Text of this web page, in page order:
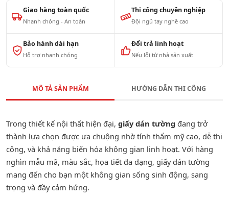
Giao hàng toàn quốc
Nhanh chóng - An toàn
Thi công chuyên nghiệp
Đội ngũ tay nghề cao
Bảo hành dài hạn
Hỗ trợ nhanh chóng
Đổi trả linh hoạt
Nếu lỗi từ nhà sản xuất
MÔ TẢ SẢN PHẨM HƯỚNG DẪN THI CÔNG
Trong thiết kế nội thất hiện đại, giấy dán tường đang trở
thành lựa chọn được ưa chuộng nhờ tính thẩm mỹ cao, dễ thi
công, và khả năng biến hóa không gian linh hoạt. Với hàng
nghìn mẫu mã, màu sắc, họa tiết đa dạng, giấy dán tường
mang đến cho bạn một không gian sống sinh động, sang
trọng và đầy cảm hứng.